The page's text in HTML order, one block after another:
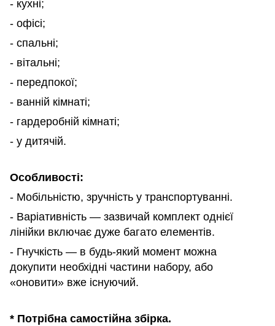
- кухні;
- офісі;
- спальні;
- вітальні;
- передпокої;
- ванній кімнаті;
- гардеробній кімнаті;
- у дитячій.
Особливості:
- Мобільністю, зручність у транспортуванні.
- Варіативність — зазвичай комплект однієї
лінійки включає дуже багато елементів.
- Гнучкість — в будь-який момент можна
докупити необхідні частини набору, або
«оновити» вже існуючий.
* Потрібна самостійна збірка.